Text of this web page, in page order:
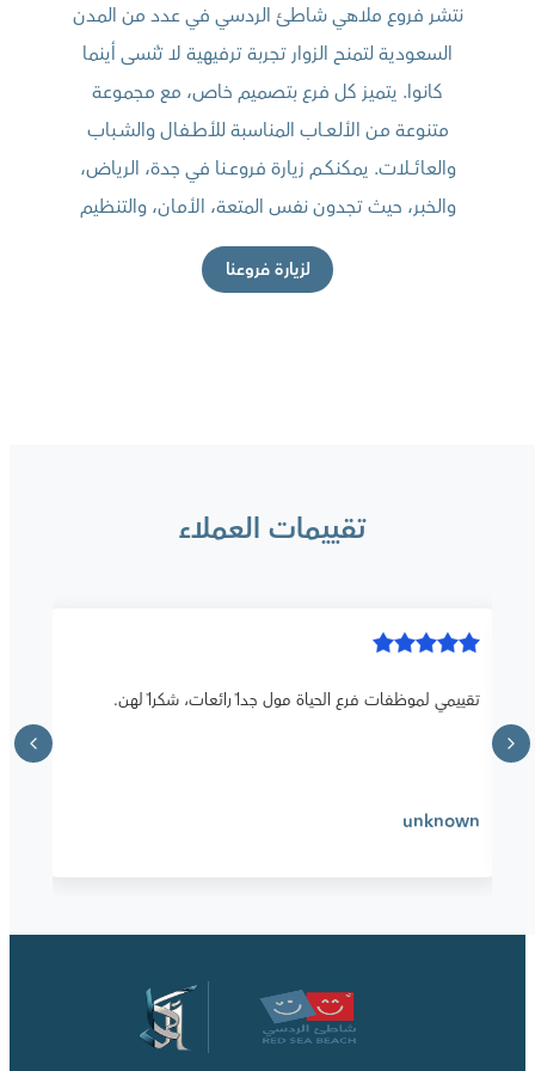
نتشر فروع ملاهي شاطئ الردسي في عدد من المدن
السعودية لتمنح الزوار تجربة ترفيهية لا تُنسى أينما
كانوا. يتميز كل فرع بتصميم خاص، مع مجموعة
متنوعة مـن الألـعــاب المناسبة للأطــفال والشــباب
والعائــــلات. يمكنكــم زيارة فروعــنا في جدة، الرياض،
والخبر، حيث تجدون نفس المتعة، الأمان، والتنظيم
لزيارة فروعنا
تقييمات العملاء
تقييمي لموظفات فرع الحياة مول جداً رائعات، شكراً لهن.
unknown